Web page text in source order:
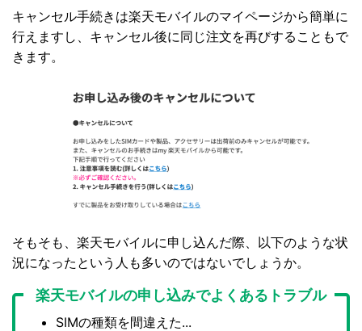
キャンセル手続きは楽天モバイルのマイページから簡単に
行えますし、キャンセル後に同じ注文を再びすることもで
きます。
そもそも、楽天モバイルに申し込んだ際、以下のような状
況になったという人も多いのではないでしょうか。
楽天モバイルの申し込みでよくあるトラブル
SIMの種類を間違えた...